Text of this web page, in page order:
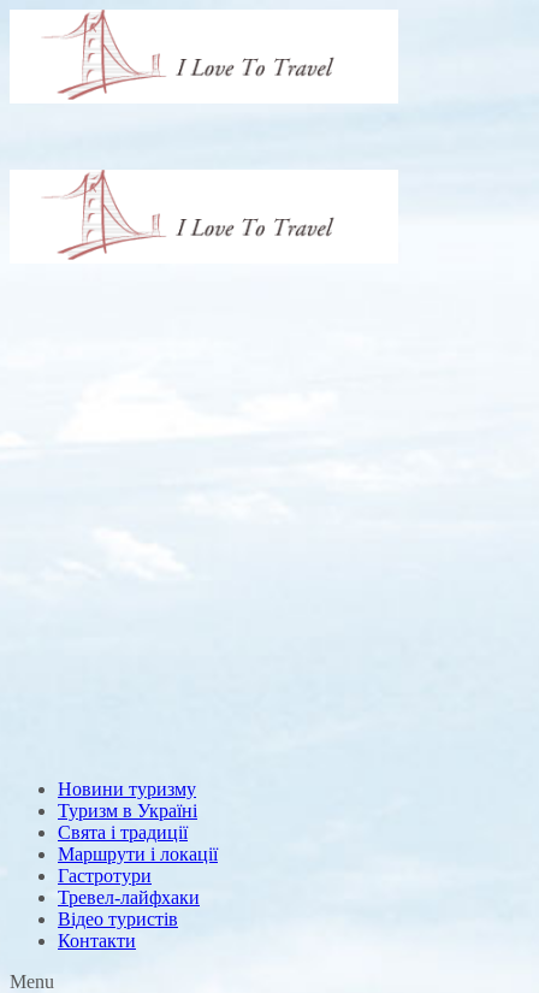
Новини туризму
Туризм в Україні
Свята і традиції
Маршрути і локації
Гастротури
Тревел-лайфхаки
Відео туристів
Контакти
Menu